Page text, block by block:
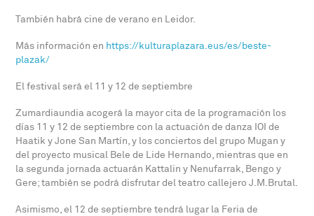
También habrá cine de verano en Leidor.
Más información en https://kulturaplazara.eus/es/beste-
plazak/
El festival será el 11 y 12 de septiembre
Zumardiaundia acogerá la mayor cita de la programación los
días 11 y 12 de septiembre con la actuación de danza IOI de
Haatik y Jone San Martín, y los conciertos del grupo Mugan y
del proyecto musical Bele de Lide Hernando, mientras que en
la segunda jornada actuarán Kattalin y Nenufarrak, Bengo y
Gere; también se podrá disfrutar del teatro callejero J.M.Brutal.
Asimismo, el 12 de septiembre tendrá lugar la Feria de